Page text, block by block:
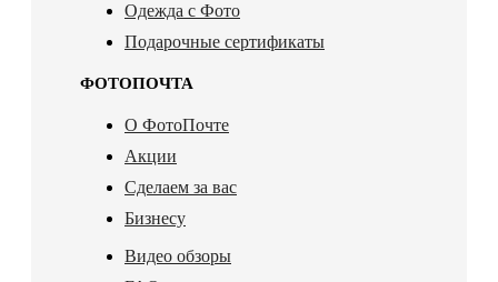
Одежда с Фото
Подарочные сертификаты
ФОТОПОЧТА
О ФотоПочте
Акции
Сделаем за вас
Бизнесу
Видео обзоры